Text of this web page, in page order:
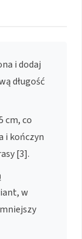
i dodaj
długość
cm, co
i kończyn
[3].
w